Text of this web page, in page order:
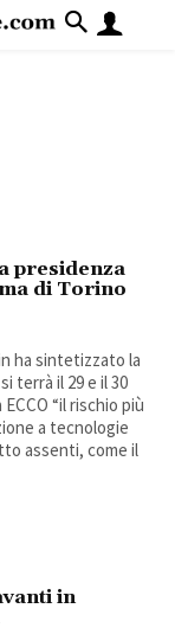
presidenza
di Torino
ha sintetizzato la
terrà il 29 e il 30
“il rischio più
a tecnologie
assenti, come il
in